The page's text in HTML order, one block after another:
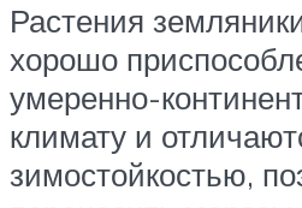
Растения
хорошо
умеренно-
климату и
зимостойкостью,